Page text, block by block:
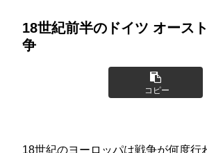
18世紀前半のドイツ オース
争
コピー
18世紀のヨーロッパは戦争が何度行